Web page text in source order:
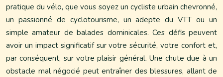
pratique du vélo, que vous soyez un cycliste urbain chevronné,
un passionné de cyclotourisme, un adepte du VTT ou un
simple amateur de balades dominicales. Ces défis peuvent
avoir un impact significatif sur votre sécurité, votre confort et,
par conséquent, sur votre plaisir général. Une chute due à un
obstacle mal négocié peut entraîner des blessures, allant de